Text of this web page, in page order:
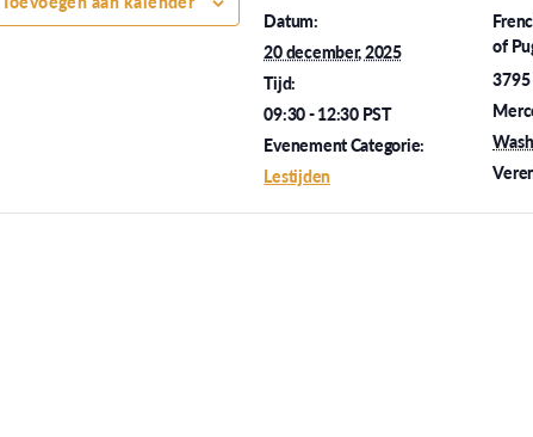
Datum:
20 december, 2025
Tijd:
09:30 - 12:30 PST
Evenement Categorie:
Lestijden
of
3795